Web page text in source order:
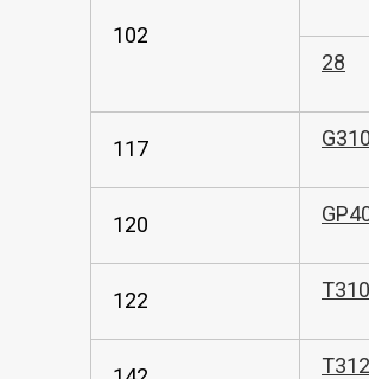
102
28
117 G310
120
122 T310
T312